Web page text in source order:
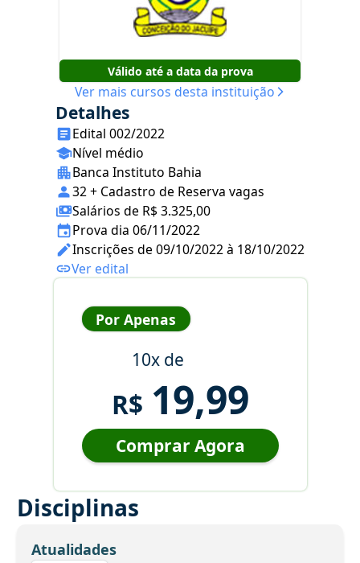
Válido até a data da prova
Ver mais cursos desta instituição
Detalhes
Edital 002/2022
Nível médio
Banca Instituto Bahia
32 + Cadastro de Reserva vagas
Salários de R$ 3.325,00
Prova dia 06/11/2022
Inscrições de 09/10/2022 à 18/10/2022
Ver edital
Por Apenas
10x de
R$ 19,99
Comprar Agora
Disciplinas
Atualidades